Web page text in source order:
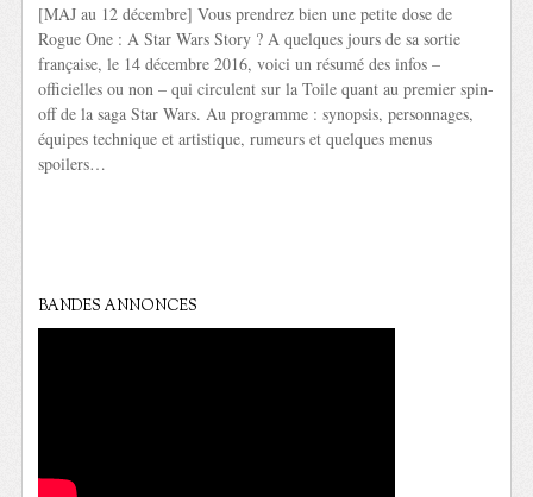
[MAJ au 12 décembre] Vous prendrez bien une petite dose de
Rogue One : A Star Wars Story ? A quelques jours de sa sortie
française, le 14 décembre 2016, voici un résumé des infos –
officielles ou non – qui circulent sur la Toile quant au premier spin-
off de la saga Star Wars. Au programme : synopsis, personnages,
équipes technique et artistique, rumeurs et quelques menus
spoilers…
BANDES ANNONCES